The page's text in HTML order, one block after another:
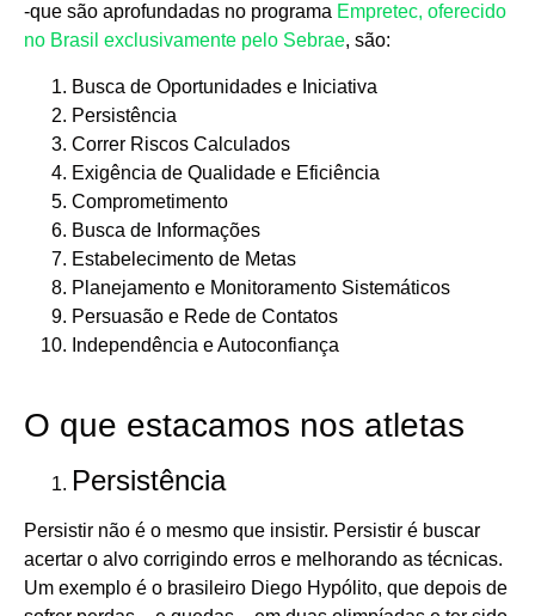
-que são aprofundadas no programa Empretec, oferecido
no Brasil exclusivamente pelo Sebrae, são:
Busca de Oportunidades e Iniciativa
Persistência
Correr Riscos Calculados
Exigência de Qualidade e Eficiência
Comprometimento
Busca de Informações
Estabelecimento de Metas
Planejamento e Monitoramento Sistemáticos
Persuasão e Rede de Contatos
Independência e Autoconfiança
O que estacamos nos atletas
Persistência
Persistir não é o mesmo que insistir. Persistir é buscar
acertar o alvo corrigindo erros e melhorando as técnicas.
Um exemplo é o brasileiro Diego Hypólito, que depois de